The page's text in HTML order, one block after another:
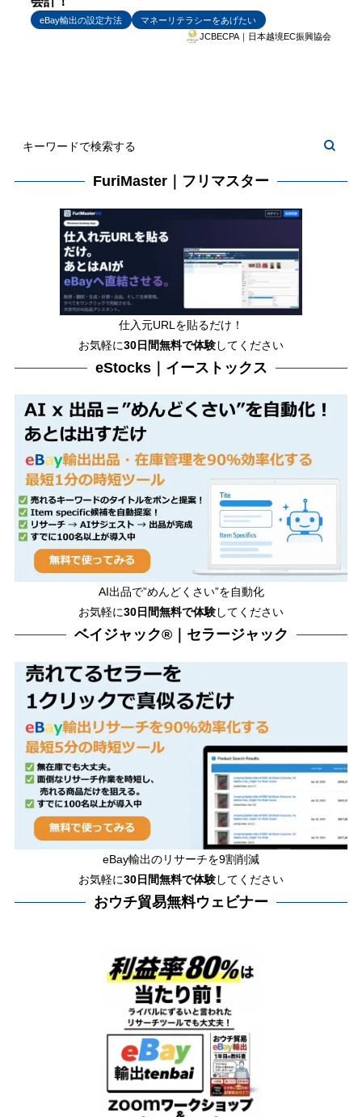
eBay輸出の設定方法
マネーリテラシーをあげたい
JCBECPA｜日本越境EC振興協会
FuriMaster｜フリマスター
仕入元URLを貼るだけ！
お気軽に30日間無料で体験してください
eStocks｜イーストックス
AI出品で”めんどくさい”を自動化
お気軽に30日間無料で体験してください
ベイジャック®｜セラージャック
eBay輸出のリサーチを9割削減
お気軽に30日間無料で体験してください
おウチ貿易無料ウェビナー